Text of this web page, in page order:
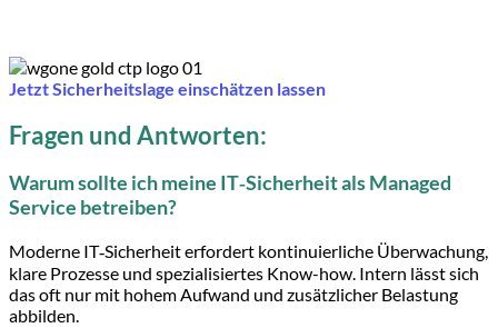
Jetzt Sicherheitslage einschätzen lassen
Fragen und Antworten:
Warum sollte ich meine IT‑Sicherheit als Managed
Service betreiben?
Moderne IT‑Sicherheit erfordert kontinuierliche Überwachung,
klare Prozesse und spezialisiertes Know-how. Intern lässt sich
das oft nur mit hohem Aufwand und zusätzlicher Belastung
abbilden.